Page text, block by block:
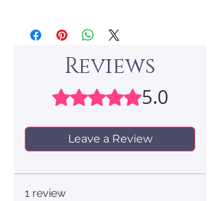
Reviews
Rated 5 out of 5 stars.5.0
Leave a Review
1 review